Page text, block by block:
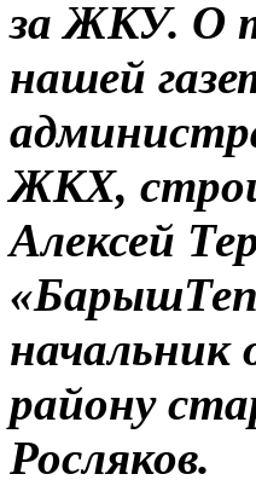
за ЖКУ. О
нашей
ЖКХ,
Алексей
начальник
району
Росляков.